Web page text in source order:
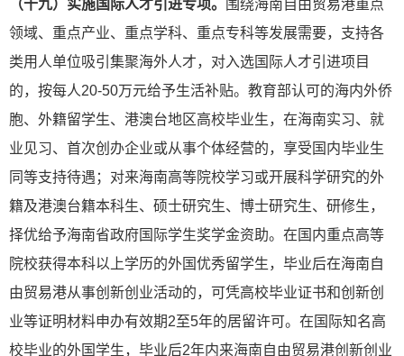
（十九）实施国际人才引进专项。
围绕海南自由贸易港重点
领域、重点产业、重点学科、重点专科等发展需要，支持各
类用人单位吸引集聚海外人才，对入选国际人才引进项目
的，按每人20-50万元给予生活补贴。教育部认可的海内外侨
胞、外籍留学生、港澳台地区高校毕业生，在海南实习、就
业见习、首次创办企业或从事个体经营的，享受国内毕业生
同等支持待遇；对来海南高等院校学习或开展科学研究的外
籍及港澳台籍本科生、硕士研究生、博士研究生、研修生，
择优给予海南省政府国际学生奖学金资助。在国内重点高等
院校获得本科以上学历的外国优秀留学生，毕业后在海南自
由贸易港从事创新创业活动的，可凭高校毕业证书和创新创
业等证明材料申办有效期2至5年的居留许可。在国际知名高
校毕业的外国学生，毕业后2年内来海南自由贸易港创新创业